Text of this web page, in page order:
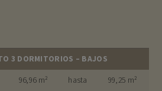
3 DORMITORIOS – BAJOS
96,96 m² hasta 99,25 m²